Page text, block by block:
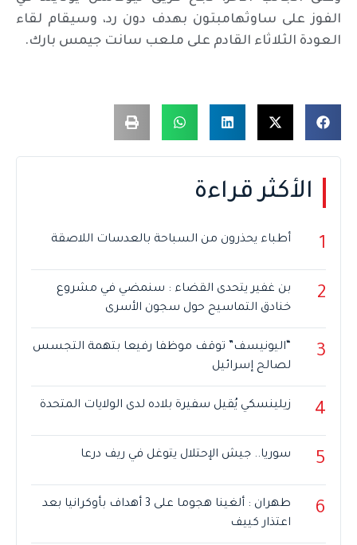
الفوز على ساوثهامبتون بهدف دون رد، وسيقام لقاء
العودة الثلاثاء القادم على ملعب سانت جيمس بارك.
الأكثر قراءة
1 أطباء يحذرون من السباحة بالعدسات اللاصقة
2
بن غفير يتحدى القضاء : سنمضي في مشروع
خنادق التماسيح حول سجون الأسرى
3
“اليونيسف” توقف موظفا رفيعا بتهمة التجسس
لصالح إسرائيل
4 زيلينسكي يُقيل سفيرة بلاده لدى الولايات المتحدة
5 سوريا.. جيش الإحتلال يتوغل في ريف درعا
6
طهران : ألغينا هجوما على 3 أهداف بأوكرانيا بعد
اعتذار كييف